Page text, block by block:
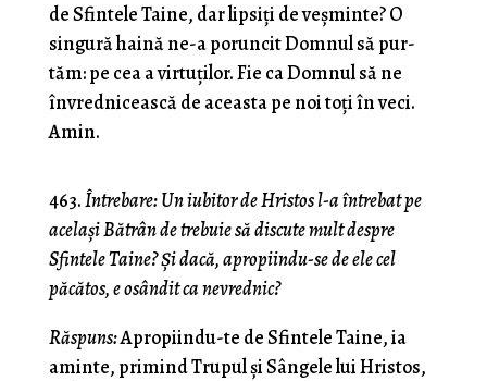
de Sfintele Taine, dar lipsiţi de veşminte? O
singură haină ne-a poruncit Domnul să pur­
tăm: pe cea a virtuţilor. Fie ca Domnul să ne
învredni­cească de aceasta pe noi toţi în veci.
Amin.
463.Întrebare: Un iubitor de Hristos l-a întrebat pe
acelaşi Bătrân de trebuie să discute mult despre
Sfintele Taine? Şi dacă, apropiindu-se de ele cel
păcătos, e osândit ca nevrednic?
Răspuns:Apropiindu-te de Sfintele Taine, ia
aminte, primind Trupul şi Sângele lui Hristos,